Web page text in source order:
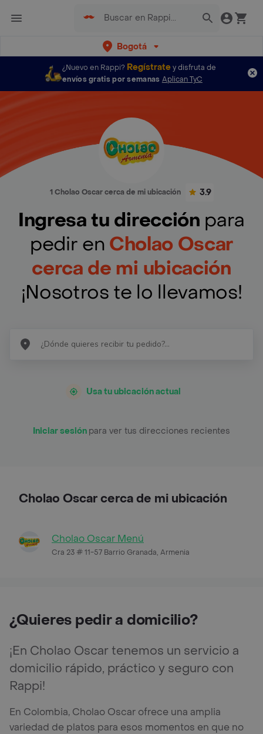
Bogotá
¿Nuevo en Rappi? Regístratey disfruta de
envíos gratis por semanas Aplican TyC
1 Cholao Oscar cerca de mi ubicación 3.9
Ingresa tu dirección para
pedir en Cholao Oscar
cerca de mi ubicación
¡Nosotros te lo llevamos!
Usa tu ubicación actual
Iniciar sesión para ver tus direcciones recientes
Cholao Oscar cerca de mi ubicación
Cholao Oscar Menú
Cra 23 # 11-57 Barrio Granada, Armenia
¿Quieres pedir a domicilio?
¡En Cholao Oscar tenemos un servicio a
domicilio rápido, práctico y seguro con
Rappi!
En Colombia, Cholao Oscar ofrece una amplia
variedad de platos para esos momentos en que no